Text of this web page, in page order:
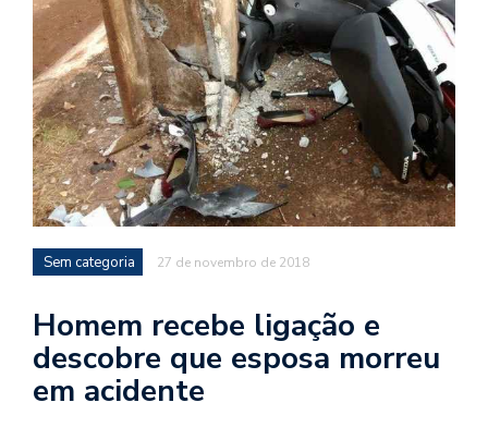
Sem categoria 27 de novembro de 2018
Homem recebe ligação e
descobre que esposa morreu
em acidente